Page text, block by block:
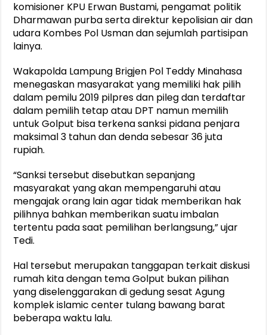
komisioner KPU Erwan Bustami, pengamat politik
Dharmawan purba serta direktur kepolisian air dan
udara Kombes Pol Usman dan sejumlah partisipan
lainya.
Wakapolda Lampung Brigjen Pol Teddy Minahasa
menegaskan masyarakat yang memiliki hak pilih
dalam pemilu 2019 pilpres dan pileg dan terdaftar
dalam pemilih tetap atau DPT namun memilih
untuk Golput bisa terkena sanksi pidana penjara
maksimal 3 tahun dan denda sebesar 36 juta
rupiah.
“Sanksi tersebut disebutkan sepanjang
masyarakat yang akan mempengaruhi atau
mengajak orang lain agar tidak memberikan hak
pilihnya bahkan memberikan suatu imbalan
tertentu pada saat pemilihan berlangsung,” ujar
Tedi.
Hal tersebut merupakan tanggapan terkait diskusi
rumah kita dengan tema Golput bukan pilihan
yang diselenggarakan di gedung sesat Agung
komplek islamic center tulang bawang barat
beberapa waktu lalu.